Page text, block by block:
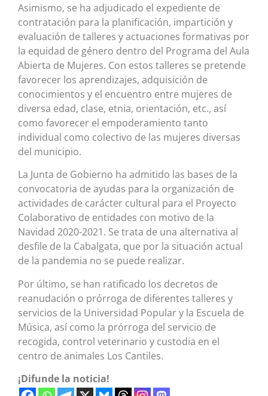
Asimismo, se ha adjudicado el expediente de
contratación para la planificación, impartición y
evaluación de talleres y actuaciones formativas por
la equidad de género dentro del Programa del Aula
Abierta de Mujeres. Con estos talleres se pretende
favorecer los aprendizajes, adquisición de
conocimientos y el encuentro entre mujeres de
diversa edad, clase, etnia, orientación, etc., así
como favorecer el empoderamiento tanto
individual como colectivo de las mujeres diversas
del municipio.
La Junta de Gobierno ha admitido las bases de la
convocatoria de ayudas para la organización de
actividades de carácter cultural para el Proyecto
Colaborativo de entidades con motivo de la
Navidad 2020-2021. Se trata de una alternativa al
desfile de la Cabalgata, que por la situación actual
de la pandemia no se puede realizar.
Por último, se han ratificado los decretos de
reanudación o prórroga de diferentes talleres y
servicios de la Universidad Popular y la Escuela de
Música, así como la prórroga del servicio de
recogida, control veterinario y custodia en el
centro de animales Los Cantiles.
¡Difunde la noticia!